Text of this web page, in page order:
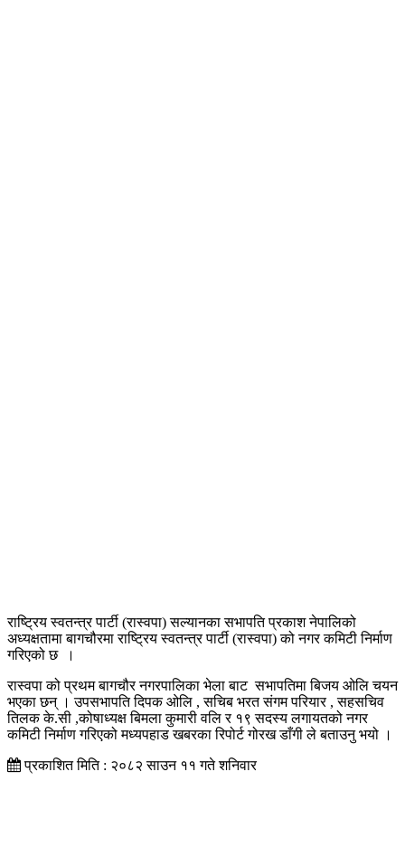
राष्ट्रिय स्वतन्त्र पार्टी (रास्वपा) सल्यानका सभापति प्रकाश नेपालिको
अध्यक्षतामा बागचौरमा राष्ट्रिय स्वतन्त्र पार्टी (रास्वपा) को नगर कमिटी निर्माण
गरिएको छ ।
रास्वपा को प्रथम बागचौर नगरपालिका भेला बाट सभापतिमा बिजय ओलि चयन
भएका छन् । उपसभापति दिपक ओलि , सचिब भरत संगम परियार , सहसचिव
तिलक के.सी ,कोषाध्यक्ष बिमला कुमारी वलि र १९ सदस्य लगायतको नगर
कमिटी निर्माण गरिएको मध्यपहाड खबरका रिपोर्ट गोरख डाँगी ले बताउनु भयो ।
प्रकाशित मिति : २०८२ साउन ११ गते शनिवार